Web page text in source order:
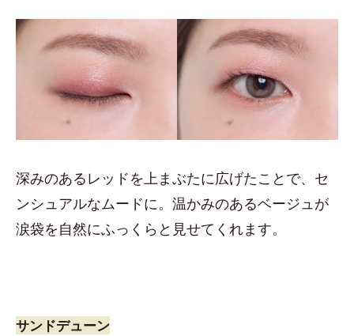
深みのあるレッドを上まぶたに広げたことで、セ
ンシュアルなムードに。温かみのあるベージュが
涙袋を自然にふっくらと見せてくれます。
サンドデューン